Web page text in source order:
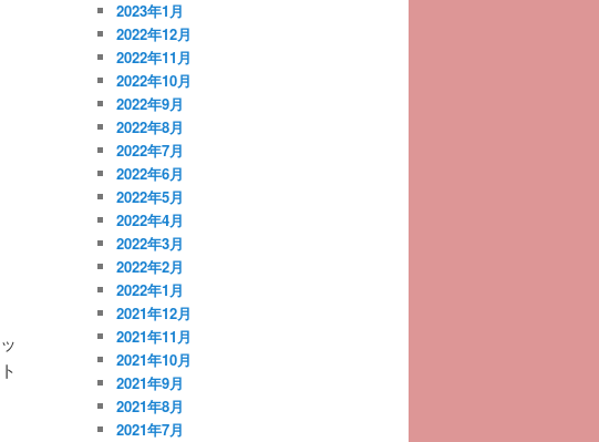
2023年1月
2022年12月
2022年11月
2022年10月
2022年9月
2022年8月
2022年7月
2022年6月
2022年5月
2022年4月
2022年3月
2022年2月
2022年1月
2021年12月
2021年11月
2021年10月
2021年9月
2021年8月
2021年7月